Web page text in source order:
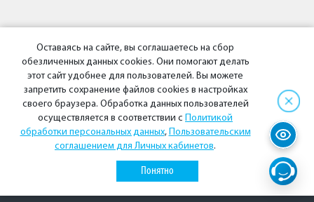
© 2026 АО «Энергосбытовая компания «Восток»
Политика конфиденциальности
ВКонтактеОдноклассники
Оставаясь на сайте, вы соглашаетесь на сбор
обезличенных данных cookies. Они помогают делать
этот сайт удобнее для пользователей. Вы можете
запретить сохранение файлов cookies в настройках
своего браузера. Обработка данных пользователей
осуществляется в соответствии с Политикой
обработки персональных данных, Пользовательским
соглашением для Личных кабинетов.
Понятно